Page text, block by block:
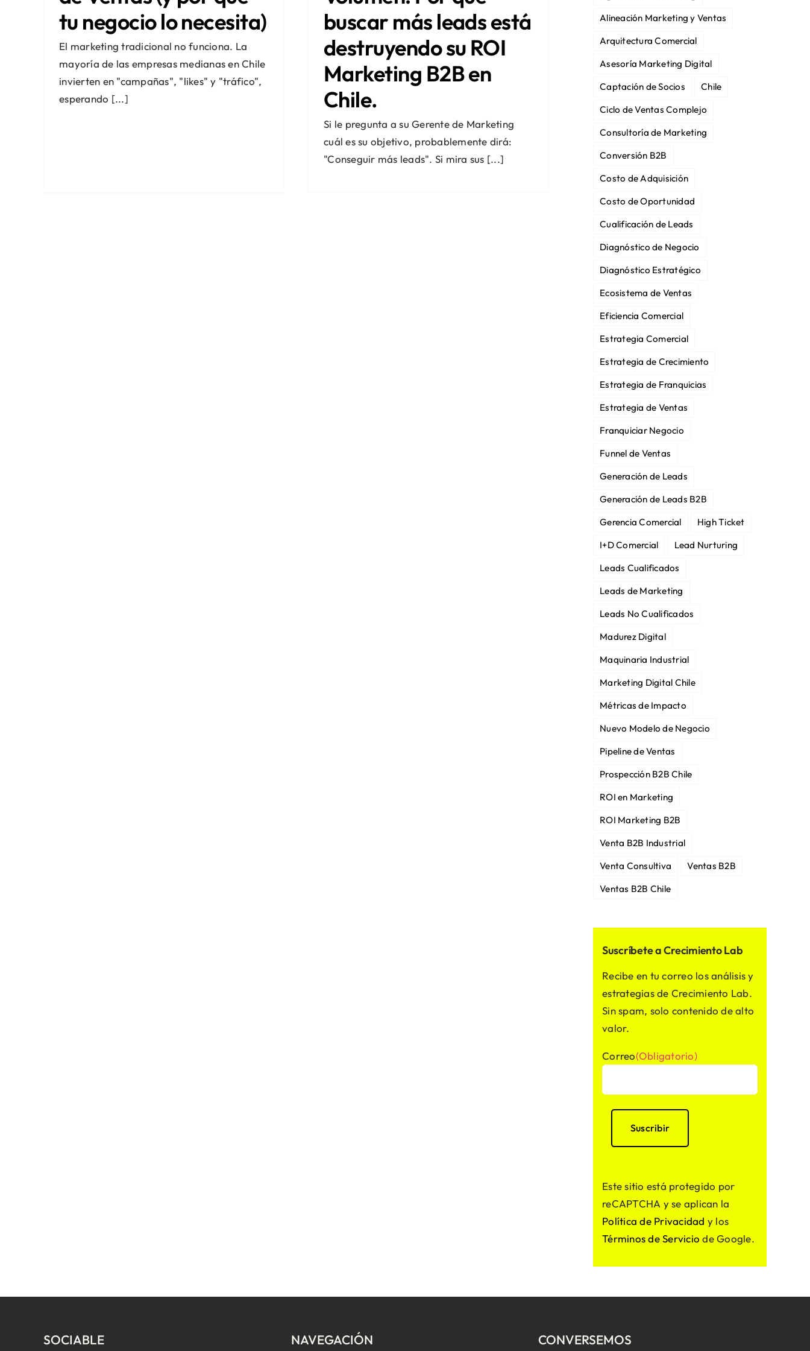
tu negocio lo necesita)
El marketing tradicional no funciona. La
mayoría de las empresas medianas en Chile
invierten en "campañas", "likes" y "tráfico",
esperando [...]
buscar más leads está
destruyendo su ROI
Marketing B2B en
Chile.
Si le pregunta a su Gerente de Marketing
cuál es su objetivo, probablemente dirá:
"Conseguir más leads". Si mira sus [...]
Alineación Marketing y Ventas
Arquitectura Comercial
Asesoría Marketing Digital
Captación de Socios
Chile
Ciclo de Ventas Complejo
Consultoría de Marketing
Conversión B2B
Costo de Adquisición
Costo de Oportunidad
Cualificación de Leads
Diagnóstico de Negocio
Diagnóstico Estratégico
Ecosistema de Ventas
Eficiencia Comercial
Estrategia Comercial
Estrategia de Crecimiento
Estrategia de Franquicias
Estrategia de Ventas
Franquiciar Negocio
Funnel de Ventas
Generación de Leads
Generación de Leads B2B
Gerencia Comercial
High Ticket
I+D Comercial
Lead Nurturing
Leads Cualificados
Leads de Marketing
Leads No Cualificados
Madurez Digital
Maquinaria Industrial
Marketing Digital Chile
Métricas de Impacto
Nuevo Modelo de Negocio
Pipeline de Ventas
Prospección B2B Chile
ROI en Marketing
ROI Marketing B2B
Venta B2B Industrial
Venta Consultiva
Ventas B2B
Ventas B2B Chile
Suscríbete a Crecimiento Lab
Recibe en tu correo los análisis y
estrategias de Crecimiento Lab.
Sin spam, solo contenido de alto
valor.
Correo(Obligatorio)
Este sitio está protegido por
reCAPTCHA y se aplican la
Política de Privacidad y los
Términos de Servicio de Google.
SOCIABLE NAVEGACIÓN CONVERSEMOS